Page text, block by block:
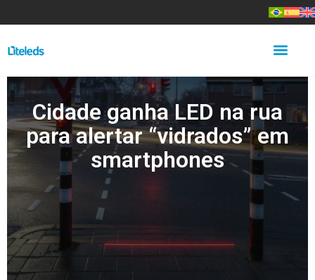
Cidade ganha LED na rua
para alertar “vidrados” em
smartphones